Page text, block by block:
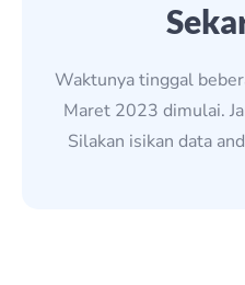
Waktunya tinggal
Maret 2023 dimulai.
Silakan isikan data